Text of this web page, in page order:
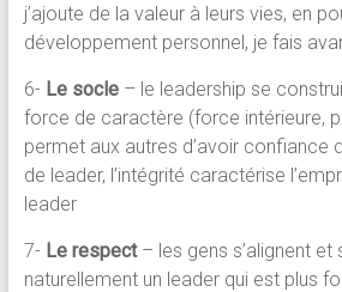
j’ajoute de la valeur à leurs vies, en
développement personnel, je fais
6- Le socle– le leadership se
force de caractère (force intérieure,
permet aux autres d’avoir confiance
de leader, l’intégrité caractérise
leader
7- Le respect– les gens s’alignent et
naturellement un leader qui est plus